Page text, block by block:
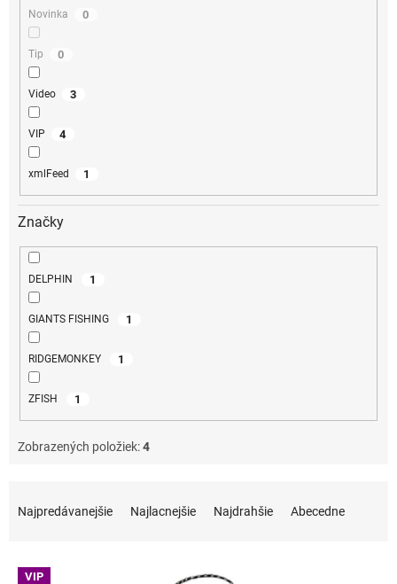
Novinka 0
Tip 0
Video 3
VIP 4
xmlFeed 1
Značky
DELPHIN 1
GIANTS FISHING 1
RIDGEMONKEY 1
ZFISH 1
Zobrazených položiek:4
Najpredávanejšie Najlacnejšie Najdrahšie Abecedne
Výpis produktov
VIP